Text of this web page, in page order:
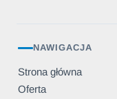
NAWIGACJA
Strona główna
Oferta